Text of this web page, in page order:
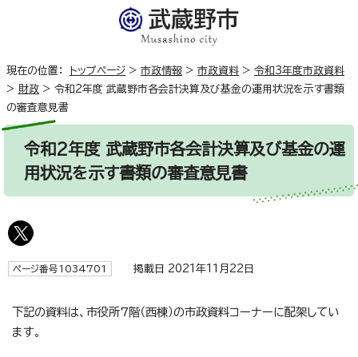
現在の位置： トップページ > 市政情報 > 市政資料 > 令和3年度市政資料
> 財政 > 令和2年度 武蔵野市各会計決算及び基金の運用状況を示す書類
の審査意見書
令和2年度 武蔵野市各会計決算及び基金の運
用状況を示す書類の審査意見書
ページ番号1034701 掲載日 2021年11月22日
下記の資料は、市役所7階（西棟）の市政資料コーナーに配架してい
ます。